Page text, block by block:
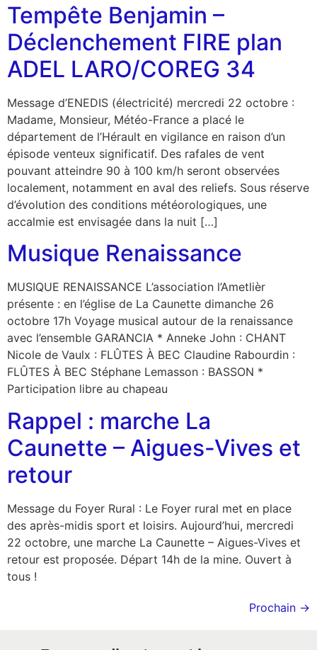
Tempête Benjamin –
Déclenchement FIRE plan
ADEL LARO/COREG 34
Message d’ENEDIS (électricité) mercredi 22 octobre :
Madame, Monsieur, Météo-France a placé le
département de l’Hérault en vigilance en raison d’un
épisode venteux significatif. Des rafales de vent
pouvant atteindre 90 à 100 km/h seront observées
localement, notamment en aval des reliefs. Sous réserve
d’évolution des conditions météorologiques, une
accalmie est envisagée dans la nuit […]
Musique Renaissance
MUSIQUE RENAISSANCE L’association l’Ametlièr
présente : en l’église de La Caunette dimanche 26
octobre 17h Voyage musical autour de la renaissance
avec l’ensemble GARANCIA * Anneke John : CHANT
Nicole de Vaulx : FLÛTES À BEC Claudine Rabourdin :
FLÛTES À BEC Stéphane Lemasson : BASSON *
Participation libre au chapeau
Rappel : marche La
Caunette – Aigues-Vives et
retour
Message du Foyer Rural : Le Foyer rural met en place
des après-midis sport et loisirs. Aujourd’hui, mercredi
22 octobre, une marche La Caunette – Aigues-Vives et
retour est proposée. Départ 14h de la mine. Ouvert à
tous !
Prochain →